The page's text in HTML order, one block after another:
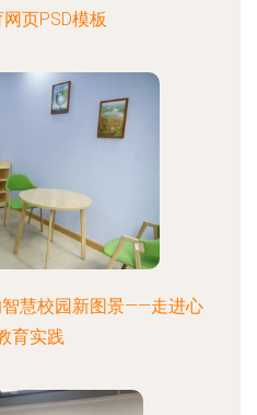
页PSD模板
慧校园新图景——走进心
育实践